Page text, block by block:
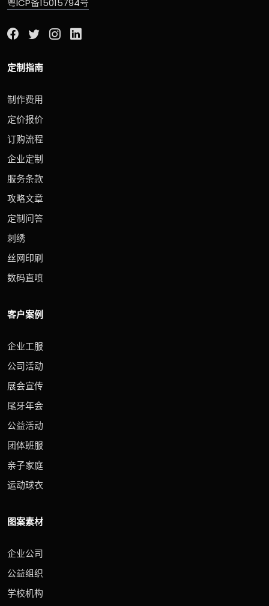
粤ICP备15015794号
定制指南
制作费用
定价报价
订购流程
企业定制
服务条款
攻略文章
定制问答
刺绣
丝网印刷
数码直喷
客户案例
企业工服
公司活动
展会宣传
尾牙年会
公益活动
团体班服
亲子家庭
运动球衣
图案素材
企业公司
公益组织
学校机构